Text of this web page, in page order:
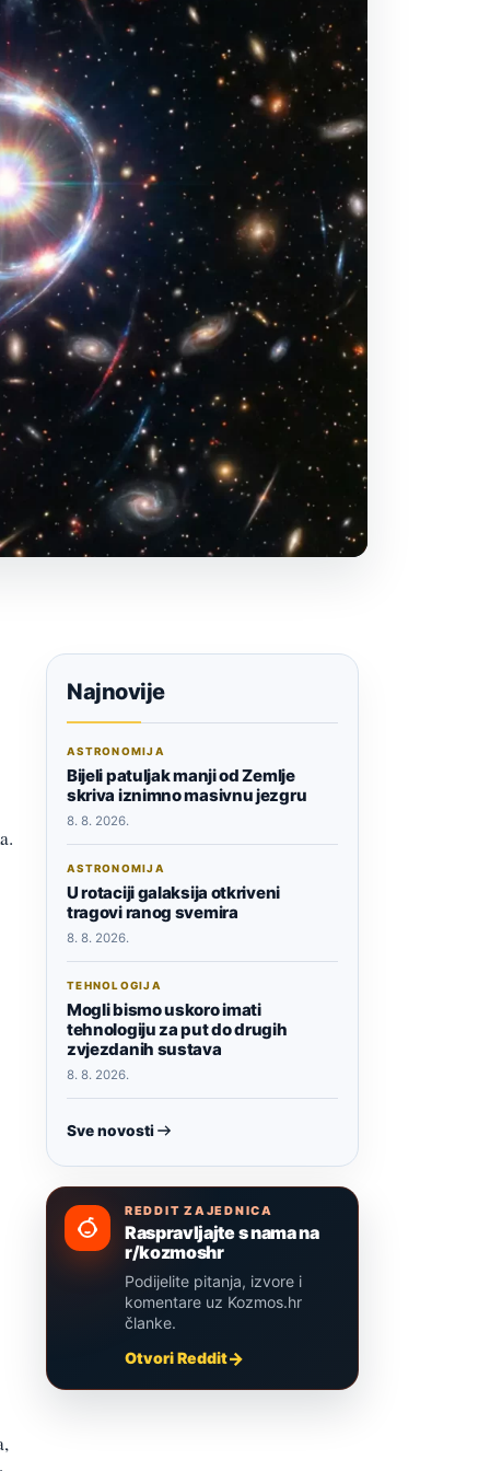
Najnovije
ASTRONOMIJA
Bijeli patuljak manji od Zemlje
skriva iznimno masivnu jezgru
8. 8. 2026.
ASTRONOMIJA
U rotaciji galaksija otkriveni
tragovi ranog svemira
8. 8. 2026.
TEHNOLOGIJA
Mogli bismo uskoro imati
tehnologiju za put do drugih
zvjezdanih sustava
8. 8. 2026.
Sve novosti
REDDIT ZAJEDNICA
Raspravljajte s nama na
r/kozmoshr
Podijelite pitanja, izvore i
komentare uz Kozmos.hr
članke.
Otvori Reddit